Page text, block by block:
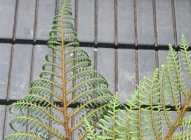
Deze blog geeft een kijkje achter de schermen bij het
kweken van varens in onze kas. Van het zaaien van
sporen tot het oppotten.